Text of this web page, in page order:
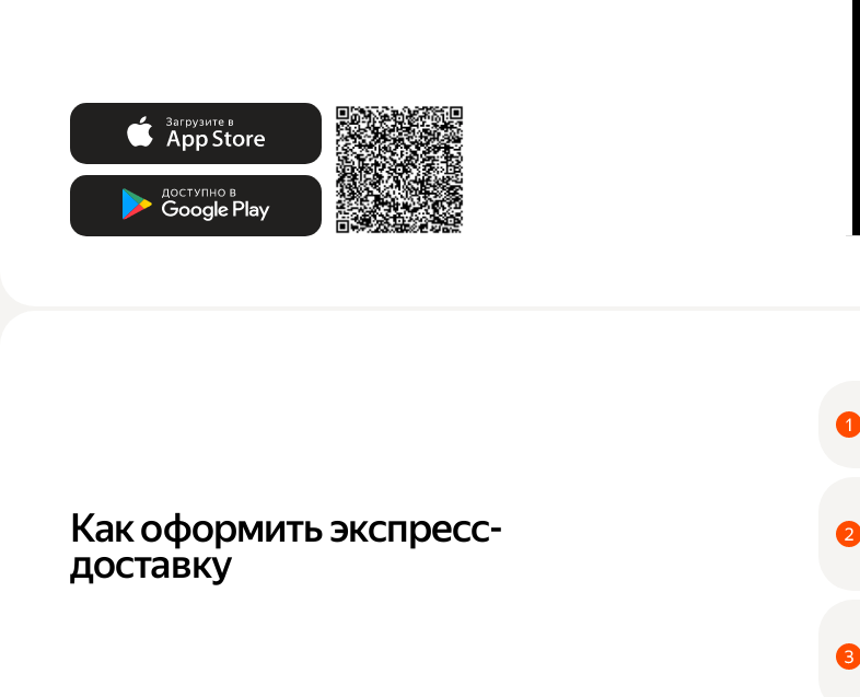
Как оформить экспресс-
доставку